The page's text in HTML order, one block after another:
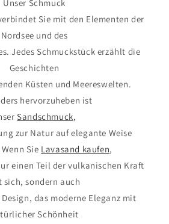
Unser Schmuck
Sie mit den Elementen der
Nordsee und des
Jedes Schmuckstück erzählt die
Geschichten
Küsten und Meereswelten.
hervorzuheben ist
Sandschmuck,
zur Natur auf elegante Weise
Sie Lavasand kaufen,
einen Teil der vulkanischen Kraft
sich, sondern auch
das moderne Eleganz mit
Schönheit